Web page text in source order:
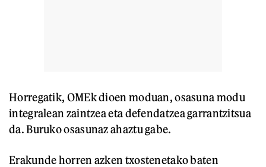
Horregatik, OMEk dioen moduan, osasuna modu
integralean zaintzea eta defendatzea garrantzitsua
da. Buruko osasunaz ahaztu gabe.
Erakunde horren azken txostenetako baten